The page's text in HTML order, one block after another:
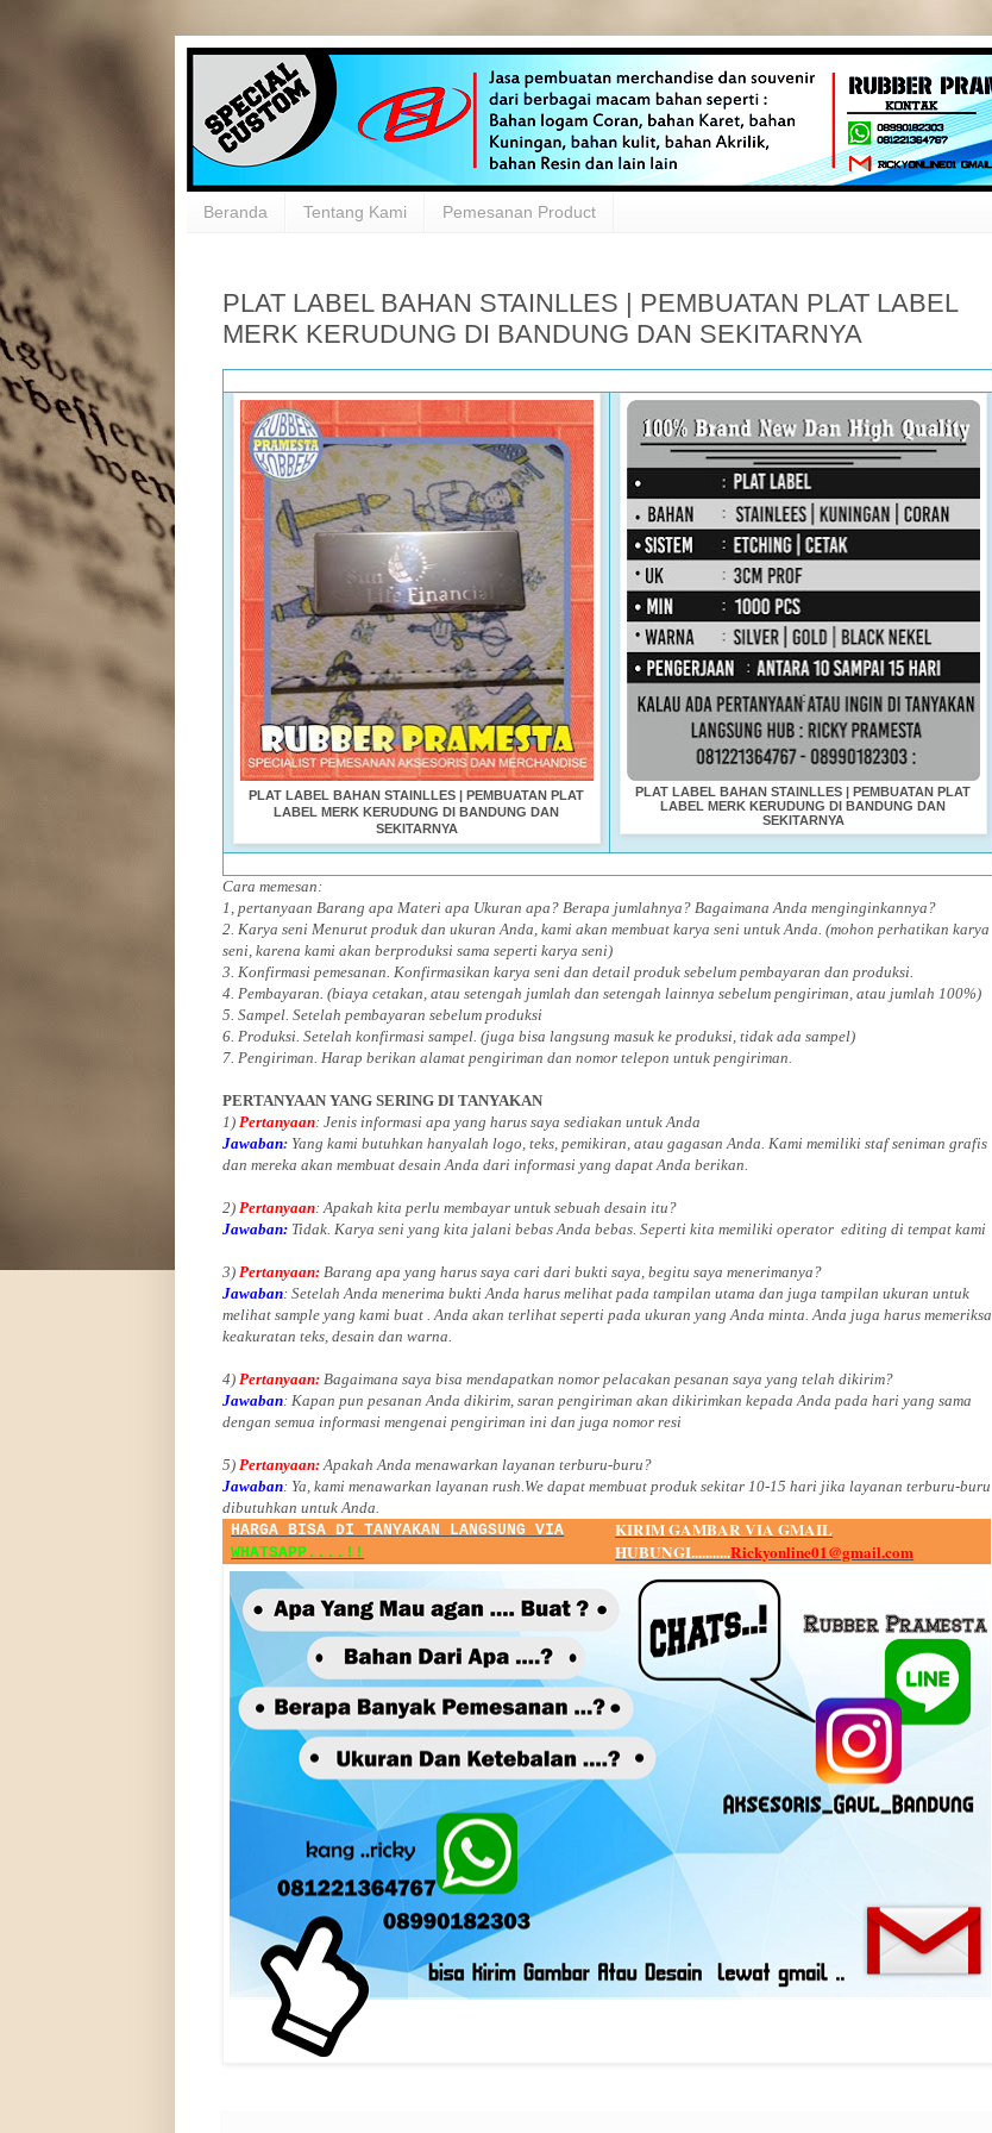
Beranda Tentang Kami Pemesanan Product
PLAT LABEL BAHAN STAINLLES | PEMBUATAN PLAT LABEL
MERK KERUDUNG DI BANDUNG DAN SEKITARNYA
PLAT LABEL BAHAN STAINLLES | PEMBUATAN PLAT
LABEL MERK KERUDUNG DI BANDUNG DAN
SEKITARNYA
PLAT LABEL BAHAN STAINLLES | PEMBUATAN PLAT
LABEL MERK KERUDUNG DI BANDUNG DAN
SEKITARNYA
Cara memesan:
1, pertanyaan Barang apa Materi apa Ukuran apa? Berapa jumlahnya? Bagaimana Anda menginginkannya?
2. Karya seni Menurut produk dan ukuran Anda, kami akan membuat karya seni untuk Anda. (mohon perhatikan karya
seni, karena kami akan berproduksi sama seperti karya seni)
3. Konfirmasi pemesanan. Konfirmasikan karya seni dan detail produk sebelum pembayaran dan produksi.
4. Pembayaran. (biaya cetakan, atau setengah jumlah dan setengah lainnya sebelum pengiriman, atau jumlah 100%)
5. Sampel. Setelah pembayaran sebelum produksi
6. Produksi. Setelah konfirmasi sampel. (juga bisa langsung masuk ke produksi, tidak ada sampel)
7. Pengiriman. Harap berikan alamat pengiriman dan nomor telepon untuk pengiriman.
PERTANYAAN YANG SERING DI TANYAKAN
1) Pertanyaan: Jenis informasi apa yang harus saya sediakan untuk Anda
Jawaban: Yang kami butuhkan hanyalah logo, teks, pemikiran, atau gagasan Anda. Kami memiliki staf seniman grafis
dan mereka akan membuat desain Anda dari informasi yang dapat Anda berikan.
2) Pertanyaan: Apakah kita perlu membayar untuk sebuah desain itu?
Jawaban: Tidak. Karya seni yang kita jalani bebas Anda bebas. Seperti kita memiliki operator editing di tempat kami
3) Pertanyaan: Barang apa yang harus saya cari dari bukti saya, begitu saya menerimanya?
Jawaban: Setelah Anda menerima bukti Anda harus melihat pada tampilan utama dan juga tampilan ukuran untuk
melihat sample yang kami buat . Anda akan terlihat seperti pada ukuran yang Anda minta. Anda juga harus memeriksa
keakuratan teks, desain dan warna.
4) Pertanyaan: Bagaimana saya bisa mendapatkan nomor pelacakan pesanan saya yang telah dikirim?
Jawaban: Kapan pun pesanan Anda dikirim, saran pengiriman akan dikirimkan kepada Anda pada hari yang sama
dengan semua informasi mengenai pengiriman ini dan juga nomor resi
5) Pertanyaan:Apakah Anda menawarkan layanan terburu-buru?
Jawaban: Ya, kami menawarkan layanan rush.We dapat membuat produk sekitar 10-15 hari jika layanan terburu-buru
dibutuhkan untuk Anda.
HARGA BISA DI TANYAKAN LANGSUNG VIA
WHATSAPP....!!
KIRIM GAMBAR VIA GMAIL
HUBUNGI...........Rickyonline01@gmail.com